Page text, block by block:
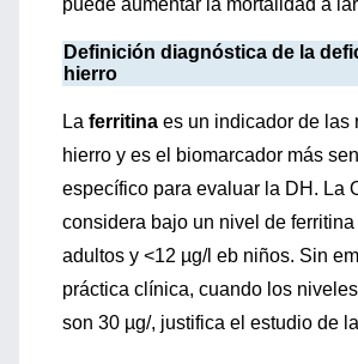
puede aumentar la mortalidad a
Definición diagnóstica de la
hierro
La ferritina es un indicador de las
hierro y es el biomarcador más
específico para evaluar la DH. La
considera bajo un nivel de ferritina
adultos y <12 µg/l eb niños. Sin
práctica clínica, cuando los
son 30 µg/, justifica el estudio de